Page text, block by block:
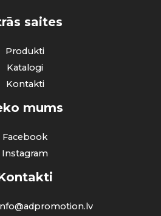
saites
Produkti
Katalogi
Kontakti
mums
Facebook
Instagram